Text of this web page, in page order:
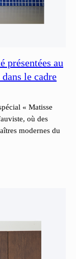
présentées au
le cadre
« Matisse
où des
modernes du